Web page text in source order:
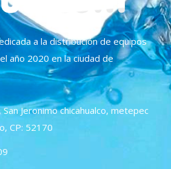
a la distribución de equipos
año 2020 en la ciudad de
Jeronimo chicahualco, metepec
CP: 52170